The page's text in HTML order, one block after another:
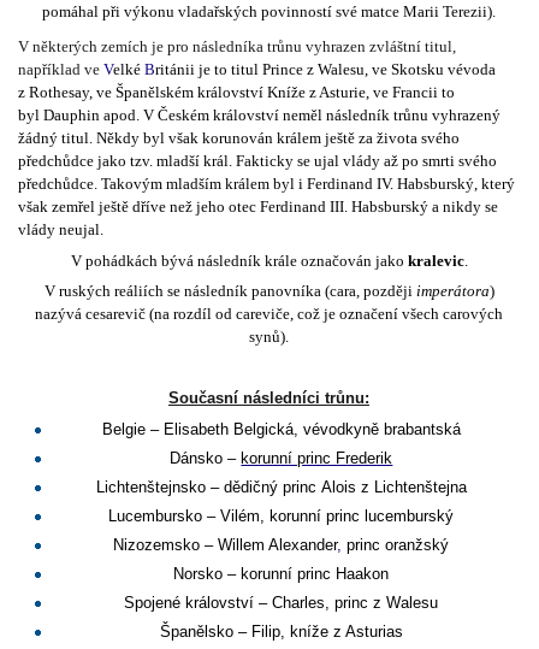
pomáhal při výkonu vladařských povinností své matce Marii Terezii).
V některých zemích je pro následníka trůnu vyhrazen zvláštní titul,
například ve Velké Británii je to titul Prince z Walesu, ve Skotsku vévoda
z Rothesay, ve Španělském království Kníže z Asturie, ve Francii to
byl Dauphin apod. V Českém království neměl následník trůnu vyhrazený
žádný titul. Někdy byl však korunován králem ještě za života svého
předchůdce jako tzv. mladší král. Fakticky se ujal vlády až po smrti svého
předchůdce. Takovým mladším králem byl i Ferdinand IV. Habsburský, který
však zemřel ještě dříve než jeho otec Ferdinand III. Habsburský a nikdy se
vlády neujal.
V pohádkách bývá následník krále označován jako kralevic.
V ruských reáliích se následník panovníka (cara, později imperátora)
nazývá cesarevič (na rozdíl od careviče, což je označení všech carových
synů).
Současní následníci trůnu:
Belgie– Elisabeth Belgická, vévodkyně brabantská
Dánsko – korunní princ Frederik
Lichtenštejnsko– dědičný princ Alois z Lichtenštejna
Lucembursko –Vilém, korunní princ lucemburský
Nizozemsko – Willem Alexander,princ oranžský
Norsko – korunní princ Haakon
Spojené království –Charles, princ z Walesu
Španělsko– Filip, kníže z Asturias